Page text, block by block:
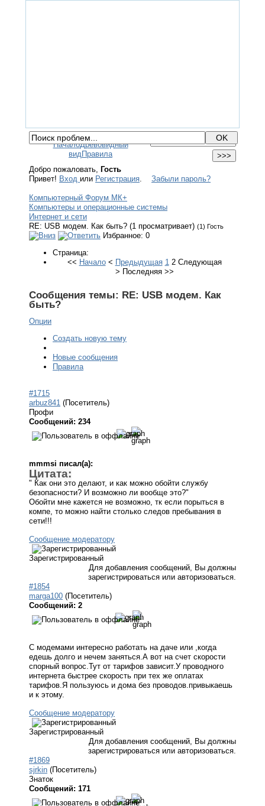
НачалоДревовидный
видПравила
Добро пожаловать, Гость
Привет! Вход или Регистрация. Забыли пароль?
Компьютерный Форум МК+
Компьютеры и операционные системы
Интернет и сети
RE: USB модем. Как быть? (1 просматривает) (1) Гость
Избранное: 0
Страница:
<< Начало< Предыдущая 1 2 Следующая
> Последняя>>
Сообщения темы: RE: USB модем. Как
быть?
Опции
Создать новую тему
Новые сообщения
Правила
#1715
arbuz841 (Посетитель)
Профи
Сообщений: 234
mmmsi писал(а):
Цитата:
" Как они это делают, и как можно обойти службу
безопасности? И возможно ли вообще это?"
Обойти мне кажется не возможно, тк если порыться в
компе, то можно найти столько следов пребывания в
сети!!!
Сообщение модератору
Зарегистрированный
Для добавления сообщений, Вы должны
зарегистрироваться или авторизоваться.
#1854
marga100 (Посетитель)
Сообщений: 2
С модемами интересно работать на даче или ,когда
едешь долго и нечем заняться.А вот на счет скорости
спорный вопрос.Тут от тарифов зависит.У проводного
интернета быстрее скорость при тех же оплатах
тарифов.Я пользуюсь и дома без проводов.привыкаешь
и к этому.
Сообщение модератору
Зарегистрированный
Для добавления сообщений, Вы должны
зарегистрироваться или авторизоваться.
#1869
sjrkin (Посетитель)
Знаток
Сообщений: 171